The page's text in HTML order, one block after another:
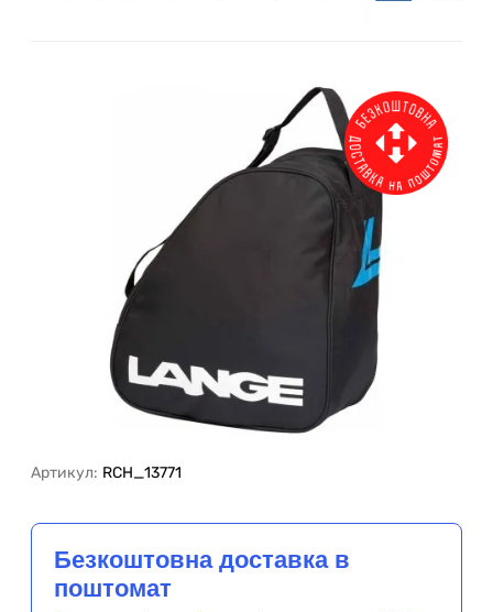
Артикул: RCH_13771
Безкоштовна доставка в
поштомат